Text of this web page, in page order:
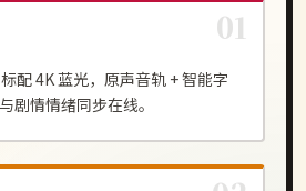
配 4K 蓝光，原声音轨 + 智能字
剧情情绪同步在线。